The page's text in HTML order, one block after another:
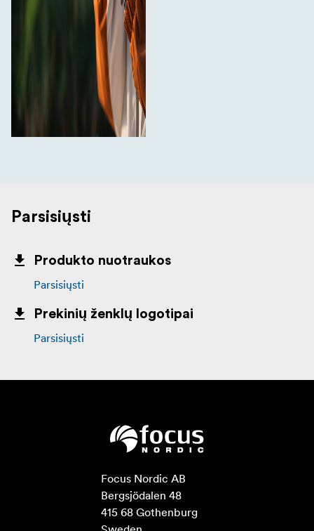
Parsisiųsti
Produkto nuotraukos
Parsisiųsti
Prekinių ženklų logotipai
Parsisiųsti
Focus Nordic AB
Bergsjödalen 48
415 68 Gothenburg